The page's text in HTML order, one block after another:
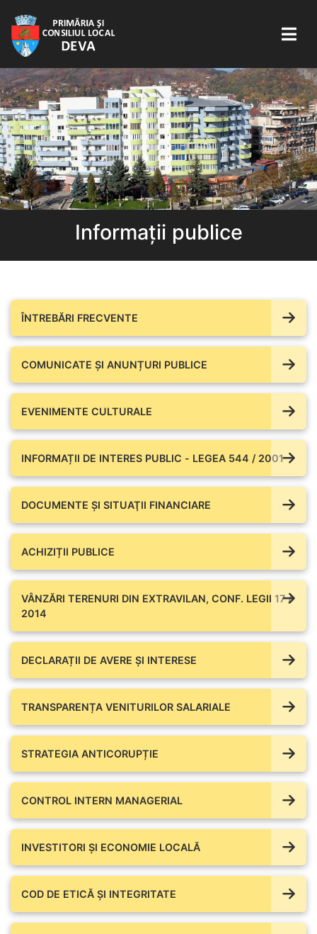
Informații publice
ÎNTREBĂRI FRECVENTE
COMUNICATE ŞI ANUNȚURI PUBLICE
EVENIMENTE CULTURALE
INFORMAȚII DE INTERES PUBLIC - LEGEA 544 / 2001
DOCUMENTE ŞI SITUAŢII FINANCIARE
ACHIZIȚII PUBLICE
VÂNZĂRI TERENURI DIN EXTRAVILAN, CONF. LEGII 17 /
2014
DECLARAȚII DE AVERE ŞI INTERESE
TRANSPARENȚA VENITURILOR SALARIALE
STRATEGIA ANTICORUPȚIE
CONTROL INTERN MANAGERIAL
INVESTITORI ȘI ECONOMIE LOCALĂ
COD DE ETICĂ ȘI INTEGRITATE